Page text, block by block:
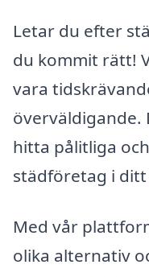
Letar du efter
du kommit rätt!
vara
hitta pålitliga
städföretag i
Med vår
olika alternativ